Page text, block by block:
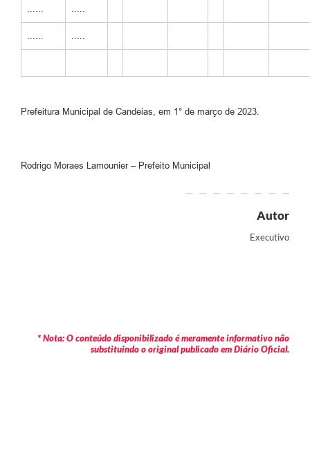
...... .....
...... .....
Prefeitura Municipal de Candeias, em 1° de março de 2023.
Rodrigo Moraes Lamounier – Prefeito Municipal
Autor
Executivo
* Nota: O conteúdo disponibilizado é meramente informativo não
substituindo o original publicado em Diário Oficial.